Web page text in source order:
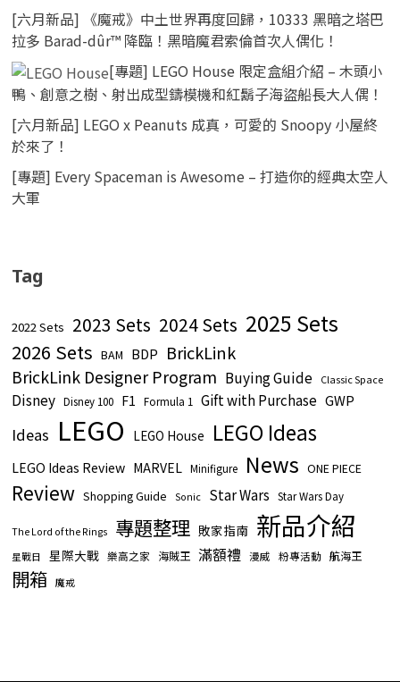
[六月新品] 《魔戒》中土世界再度回歸，10333 黑暗之塔巴
拉多 Barad-dûr™ 降臨！黑暗魔君索倫首次人偶化！
[專題] LEGO House 限定盒組介紹 – 木頭小
鴨、創意之樹、射出成型鑄模機和紅鬍子海盜船長大人偶！
[六月新品] LEGO x Peanuts 成真，可愛的 Snoopy 小屋終
於來了！
[專題] Every Spaceman is Awesome – 打造你的經典太空人
大軍
Tag
2022 Sets 2023 Sets 2024 Sets 2025 Sets
2026 Sets BAM BDP BrickLink
BrickLink Designer Program Buying Guide Classic Space
Disney Disney 100 F1 Formula 1 Gift with Purchase GWP
Ideas LEGO LEGO House LEGO Ideas
LEGO Ideas Review MARVEL Minifigure News ONE PIECE
Review Shopping Guide Sonic Star Wars Star Wars Day
The Lord of the Rings 專題整理 敗家指南 新品介紹
星戰日 星際大戰 樂高之家 海賊王 滿額禮 漫威 粉專活動 航海王
開箱 魔戒